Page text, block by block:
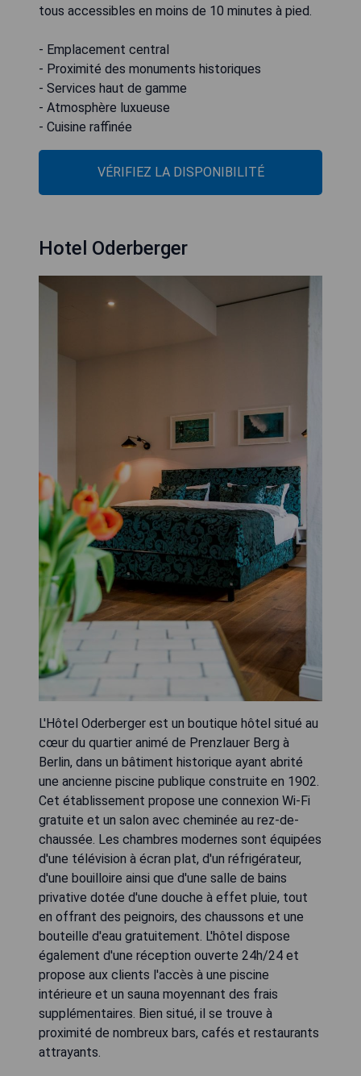
tous accessibles en moins de 10 minutes à pied.
- Emplacement central
- Proximité des monuments historiques
- Services haut de gamme
- Atmosphère luxueuse
- Cuisine raffinée
VÉRIFIEZ LA DISPONIBILITÉ
Hotel Oderberger
L'Hôtel Oderberger est un boutique hôtel situé au
cœur du quartier animé de Prenzlauer Berg à
Berlin, dans un bâtiment historique ayant abrité
une ancienne piscine publique construite en 1902.
Cet établissement propose une connexion Wi-Fi
gratuite et un salon avec cheminée au rez-de-
chaussée. Les chambres modernes sont équipées
d'une télévision à écran plat, d'un réfrigérateur,
d'une bouilloire ainsi que d'une salle de bains
privative dotée d'une douche à effet pluie, tout
en offrant des peignoirs, des chaussons et une
bouteille d'eau gratuitement. L'hôtel dispose
également d'une réception ouverte 24h/24 et
propose aux clients l'accès à une piscine
intérieure et un sauna moyennant des frais
supplémentaires. Bien situé, il se trouve à
proximité de nombreux bars, cafés et restaurants
attrayants.